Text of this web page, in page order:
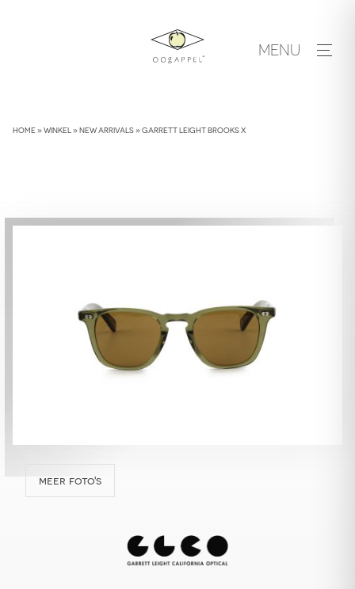
MENU
HOME»WINKEL »NEW ARRIVALS»GARRETT LEIGHT BROOKS X
meer foto's